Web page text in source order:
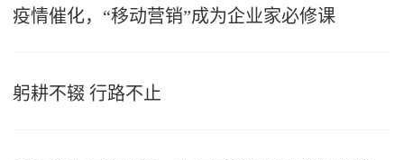
疫情催化，“移动营销”成为企业家必修课
躬耕不辍 行路不止